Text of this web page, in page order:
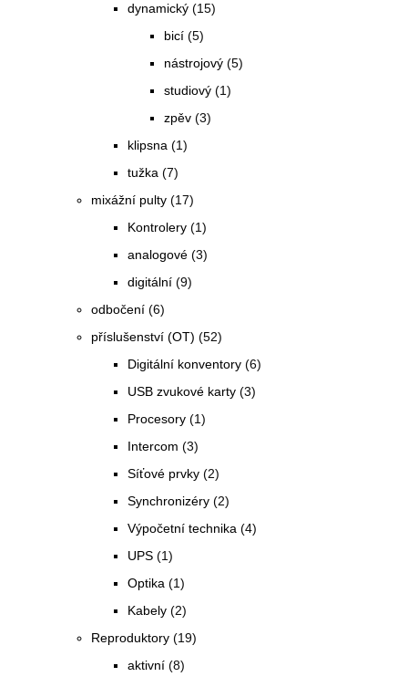
dynamický (15)
bicí (5)
nástrojový (5)
studiový (1)
zpěv (3)
klipsna (1)
tužka (7)
mixážní pulty (17)
Kontrolery (1)
analogové (3)
digitální (9)
odbočení (6)
příslušenství (OT) (52)
Digitální konventory (6)
USB zvukové karty (3)
Procesory (1)
Intercom (3)
Síťové prvky (2)
Synchronizéry (2)
Výpočetní technika (4)
UPS (1)
Optika (1)
Kabely (2)
Reproduktory (19)
aktivní (8)